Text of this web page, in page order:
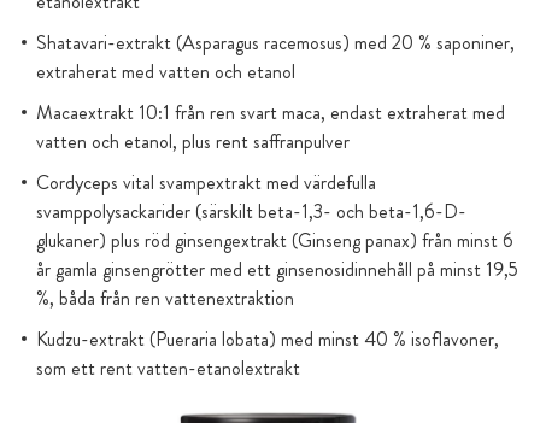
Shatavari-extrakt (Asparagus racemosus) med 20 % saponiner,
extraherat med vatten och etanol
Macaextrakt 10:1 från ren svart maca, endast extraherat med
vatten och etanol, plus rent saffranpulver
Cordyceps vital svampextrakt med värdefulla
svamppolysackarider (särskilt beta-1,3- och beta-1,6-D-
glukaner) plus röd ginsengextrakt (Ginseng panax) från minst 6
år gamla ginsengrötter med ett ginsenosidinnehåll på minst 19,5
%, båda från ren vattenextraktion
Kudzu-extrakt (Pueraria lobata) med minst 40 % isoflavoner,
som ett rent vatten-etanolextrakt